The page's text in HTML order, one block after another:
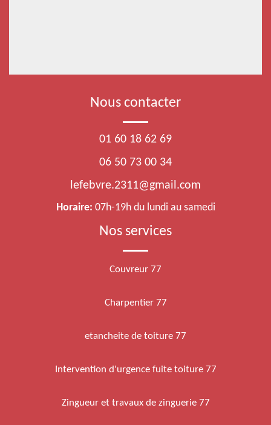
Nous contacter
01 60 18 62 69
06 50 73 00 34
lefebvre.2311@gmail.com
Horaire: 07h-19h du lundi au samedi
Nos services
Couvreur 77
Charpentier 77
etancheite de toiture 77
Intervention d'urgence fuite toiture 77
Zingueur et travaux de zinguerie 77